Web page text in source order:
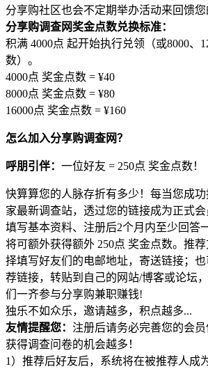
分享购社区也会不定期举办活动来回馈您
分享购调查网奖金点数兑换标准：
积满 4000点 起开始执行兑领（或8000、
数）。
4000点 奖金点数 = ¥40
8000点 奖金点数 = ¥80
16000点 奖金点数 = ¥160
怎么加入分享购调查网？
呼朋引伴： 一位好友 = 250点 奖金点数！
快算算您的人脉存折有多少！每当您成
家最新调查站，透过您的链接成为正式
填写基本资料、注册后2个月内至少回答
将可额外获得额外 250点 奖金点数。推
择填写好友们的电邮地址，寄送链接；
荐链接，转贴到自己的网站/博客或论坛
们一齐参与分享购兼职赚钱!
独乐不如众乐，邀请越多，积点越多...
友情提醒您： 注册后请务必完善您的会员
获得调查问卷的机会越多！
1）推荐后好友后，系统将在被推荐人成